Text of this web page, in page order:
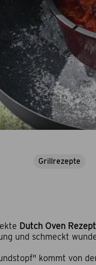
Grillrezepte
Dutch Oven Rezept
und schmeckt
kommt von